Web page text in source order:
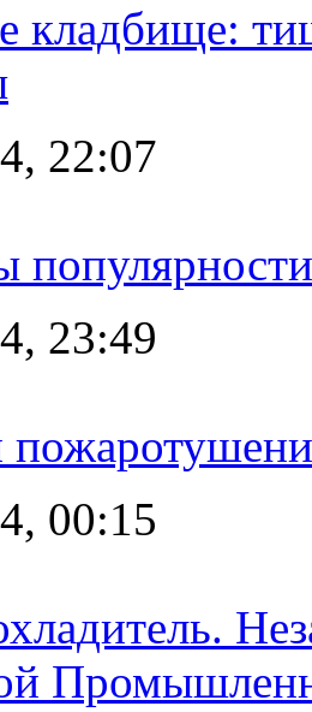
кладбище:
22:07
23:49
00:15